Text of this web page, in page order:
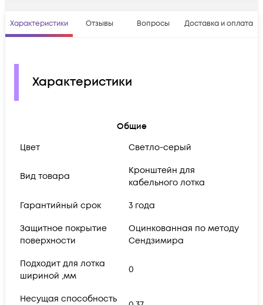
Характеристики Отзывы Вопросы Доставка и оплата
Характеристики
Общие
Цвет
Светло-серый
Вид товара
Кронштейн для
кабельного лотка
Гарантийный срок 3 года
Защитное покрытие
поверхности
Оцинкованная по методу
Сендзимира
Подходит для лотка
шириной ,мм
0
Несущая способность